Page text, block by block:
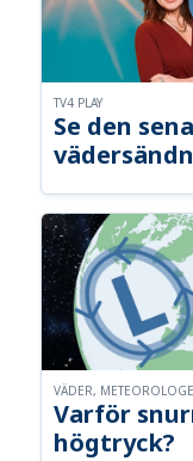
Se den
TV4 PLAY
Varför
högtryck?
VÄDER,